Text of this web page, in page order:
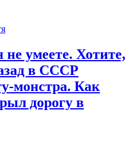
умеете. Хотите,
в СССР
монстра. Как
дорогу в